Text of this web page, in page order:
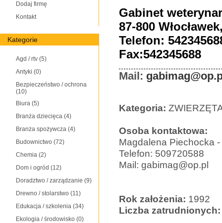
Dodaj firmę
Kontakt
Kategorie
Agd / rtv (5)
Antyki (0)
Bezpieczeństwo / ochrona
(10)
Biura (5)
Branża dziecięca (4)
Branża spożywcza (4)
Budownictwo (72)
Chemia (2)
Dom i ogród (12)
Doradztwo / zarządzanie (9)
Drewno / stolarstwo (11)
Edukacja / szkolenia (34)
Ekologia / środowisko (0)
Gabinet
87-800
Telefon:
Fax:542345688
Mail:
Kategoria:
Osoba kontaktowa:
Magdalena Piechocka
Telefon: 509720588
Mail: gabimag@op.pl
Rok założenia: 1992
Liczba zatrudnionych: